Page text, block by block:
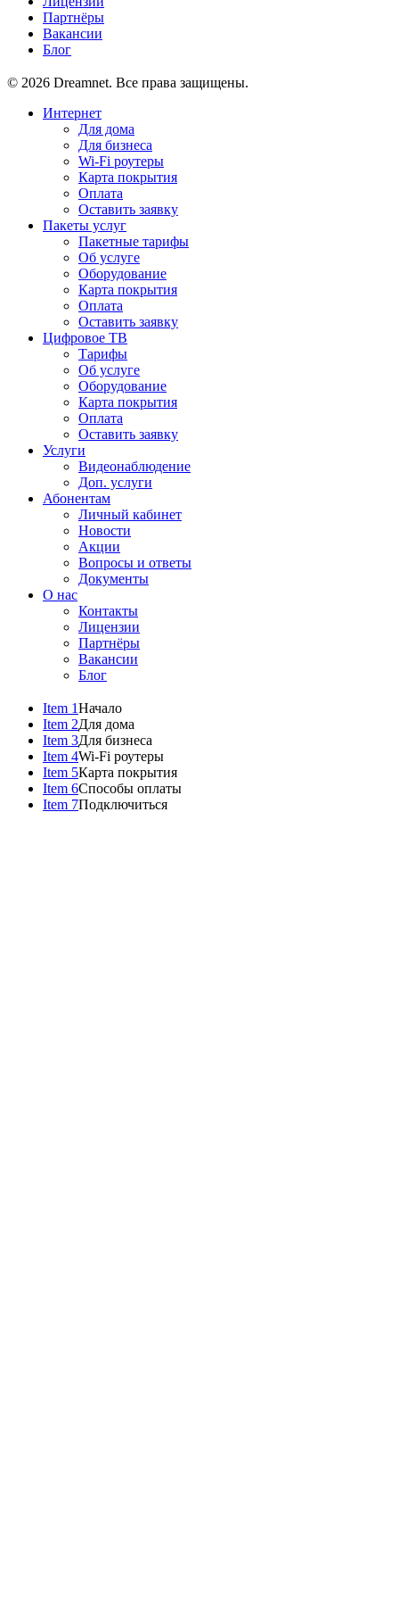
Партнёры
Вакансии
Блог
© 2026 Dreamnet. Все права защищены.
Интернет
Для дома
Для бизнеса
Wi-Fi роутеры
Карта покрытия
Оплата
Оставить заявку
Пакеты услуг
Пакетные тарифы
Об услуге
Оборудование
Карта покрытия
Оплата
Оставить заявку
Цифровое ТВ
Тарифы
Об услуге
Оборудование
Карта покрытия
Оплата
Оставить заявку
Услуги
Видеонаблюдение
Доп. услуги
Абонентам
Личный кабинет
Новости
Акции
Вопросы и ответы
Документы
О нас
Контакты
Лицензии
Партнёры
Вакансии
Блог
Item 1Начало
Item 2Для дома
Item 3Для бизнеса
Item 4Wi-Fi роутеры
Item 5Карта покрытия
Item 6Способы оплаты
Item 7Подключиться